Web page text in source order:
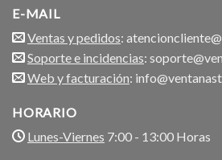
E-MAIL
Ventas y pedidos:
Soporte e incidencias:
Web y facturación:
HORARIO
Lunes-Viernes 7:00 - 13:00 Horas